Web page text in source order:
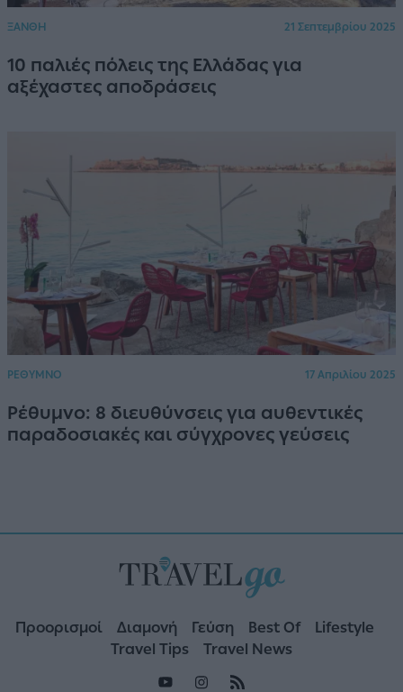
ΞΑΝΘΗ 21 Σεπτεμβρίου 2025
10 παλιές πόλεις της Ελλάδας για
αξέχαστες αποδράσεις
ΡΕΘΥΜΝΟ 17 Απριλίου 2025
Ρέθυμνο: 8 διευθύνσεις για αυθεντικές
παραδοσιακές και σύγχρονες γεύσεις
Προορισμοί Διαμονή Γεύση Best Of
Lifestyle
Travel Tips
Travel News